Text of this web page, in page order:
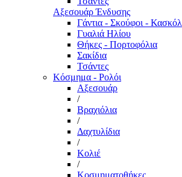
Αξεσουάρ Ένδυσης
Γάντια - Σκούφοι - Κασκόλ
Γυαλιά Ηλίου
Θήκες - Πορτοφόλια
Σακίδια
Τσάντες
Κόσμημα - Ρολόι
Αξεσουάρ
/
Βραχιόλια
/
Δαχτυλίδια
/
Κολιέ
/
Κοσμηματοθήκες